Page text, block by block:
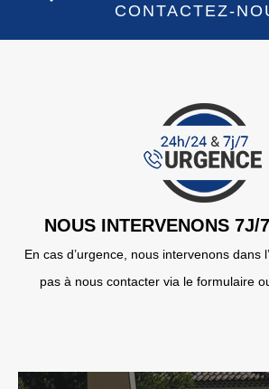
CONTACTEZ-
NOUS INTERVENONS 7J/
En cas d’urgence, nous intervenons dans
pas à nous contacter via le formulaire